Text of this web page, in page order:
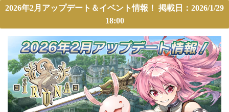
2026年2月アップデート＆イベント情報！ 掲載日：2026/1/29
18:00